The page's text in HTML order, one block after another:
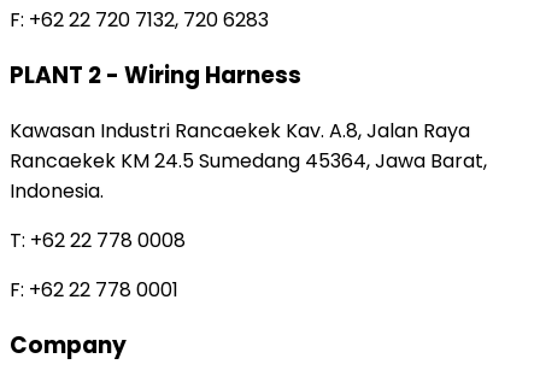
F: +62 22 720 7132, 720 6283
PLANT 2 - Wiring Harness
Kawasan Industri Rancaekek Kav. A.8, Jalan Raya
Rancaekek KM 24.5 Sumedang 45364, Jawa Barat,
Indonesia.
T: +62 22 778 0008
F: +62 22 778 0001
Company